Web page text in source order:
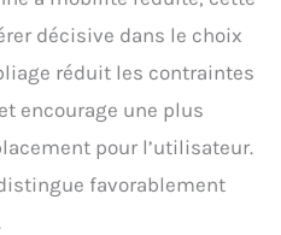
décisive dans le choix
réduit les contraintes
encourage une plus
pour l’utilisateur.
favorablement